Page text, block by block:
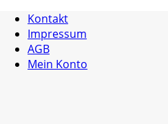
Kontakt
Impressum
AGB
Mein Konto